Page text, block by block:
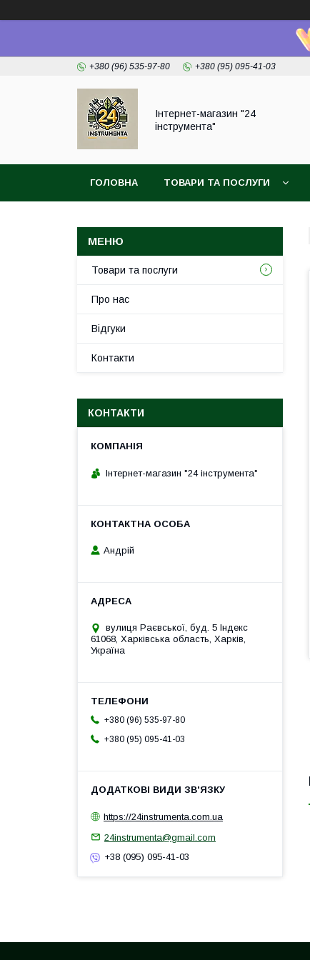
+380 (96) 535-97-80 +380 (95) 095-41-03
Інтернет-магазин "24
інструмента"
ГОЛОВНА ТОВАРИ ТА ПОСЛУГИ
Товари та послуги
Про нас
Відгуки
Контакти
КОНТАКТИ
Інтернет-магазин "24 інструмента"
Андрій
вулиця Раєвської, буд. 5 Індекс
61068, Харківська область, Харків,
Україна
+380 (96) 535-97-80
+380 (95) 095-41-03
https://24instrumenta.com.ua
24instrumenta@gmail.com
+38 (095) 095-41-03